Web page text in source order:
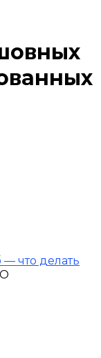
— что делать